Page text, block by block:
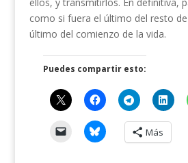
como si fuera el último del resto
último del comienzo de la vida.
Puedes compartir esto:
Más